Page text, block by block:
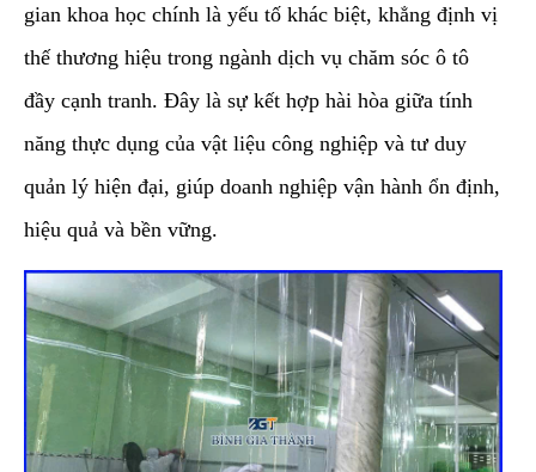
gian khoa học chính là yếu tố khác biệt, khẳng định vị
thế thương hiệu trong ngành dịch vụ chăm sóc ô tô
đầy cạnh tranh. Đây là sự kết hợp hài hòa giữa tính
năng thực dụng của vật liệu công nghiệp và tư duy
quản lý hiện đại, giúp doanh nghiệp vận hành ổn định,
hiệu quả và bền vững.